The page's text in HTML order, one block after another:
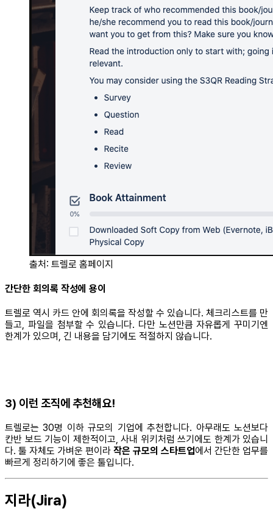
출처: 트렐로 홈페이지
간단한 회의록 작성에 용이
트렐로 역시 카드 안에 회의록을 작성할 수 있습니다. 체크리스트를 만
들고, 파일을 첨부할 수 있습니다. 다만 노션만큼 자유롭게 꾸미기엔
한계가 있으며, 긴 내용을 담기에도 적절하지 않습니다.
3) 이런 조직에 추천해요!
트렐로는 30명 이하 규모의 기업에 추천합니다. 아무래도 노션보다
칸반 보드 기능이 제한적이고, 사내 위키처럼 쓰기에도 한계가 있습니
다. 툴 자체도 가벼운 편이라 작은 규모의 스타트업에서 간단한 업무를
빠르게 정리하기에 좋은 툴입니다.
지라(Jira)